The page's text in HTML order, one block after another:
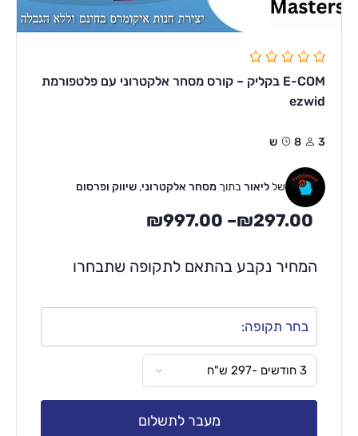
E-COM בקליק – קורס מסחר אלקטרוני עם פלטפורמת
ezwid
3 8ש
שלליאורבתוך מסחר אלקטרוני,שיווק ופרסום
₪297.00
–
₪997.00
המחיר נקבע בהתאם לתקופה שתבחרו
בחר תקופה:
מעבר לתשלום